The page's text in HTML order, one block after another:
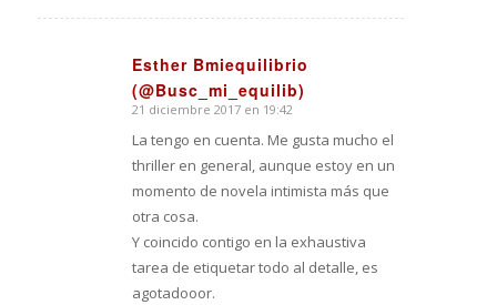
Esther Bmiequilibrio
(@Busc_mi_equilib)
Dice:
21 diciembre 2017 en 19:42
La tengo en cuenta. Me gusta mucho el
thriller en general, aunque estoy en un
momento de novela intimista más que
otra cosa.
Y coincido contigo en la exhaustiva
tarea de etiquetar todo al detalle, es
agotadooor.